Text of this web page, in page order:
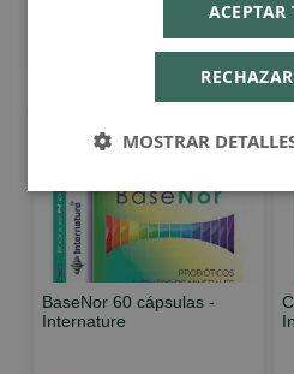
BaseNor 60 cápsulas -
Internature
ACEPTAR
MOSTRAR